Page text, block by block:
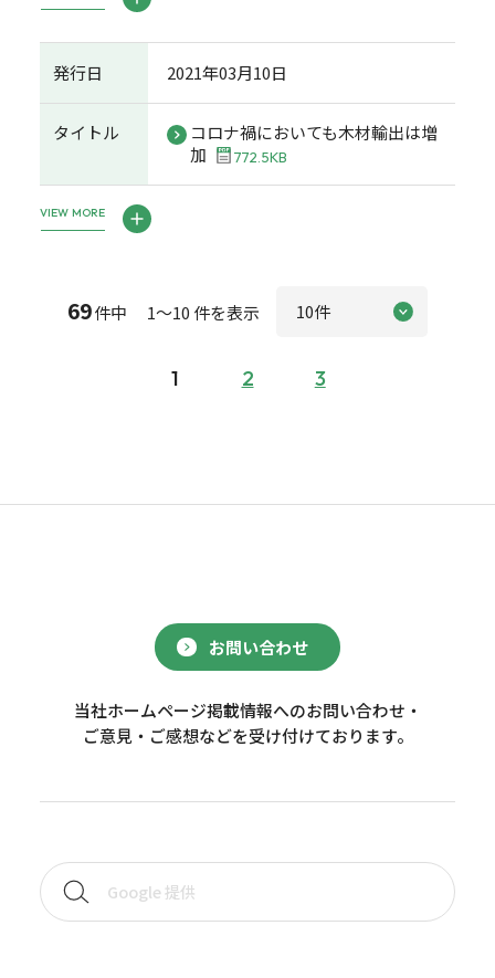
発行日 2021年03月10日
タイトル
コロナ禍においても木材輸出は増
加
772.5KB
VIEW MORE
69件中 1～10 件を表示
1 2 3
お問い合わせ
当社ホームページ掲載情報へのお問い合わせ・
ご意見・ご感想などを受け付けております。